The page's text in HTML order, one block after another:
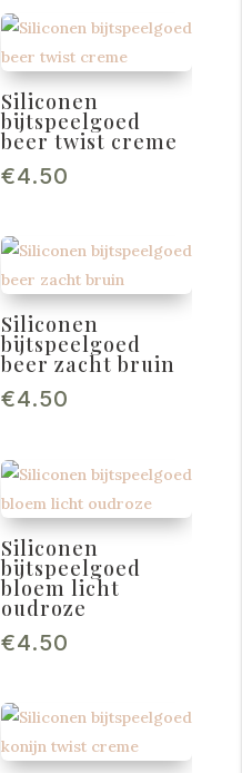
Siliconen
bijtspeelgoed
beer twist creme
€4.50
Siliconen
bijtspeelgoed
beer zacht bruin
€4.50
Siliconen
bijtspeelgoed
bloem licht
oudroze
€4.50